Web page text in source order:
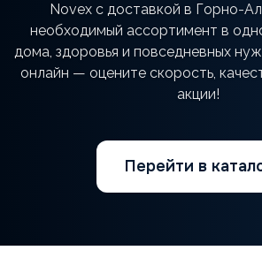
Novex с доставкой в Горно-
необходимый ассортимент в
дома, здоровья и повседневных
онлайн — оцените скорость,
акции!
Перейти в